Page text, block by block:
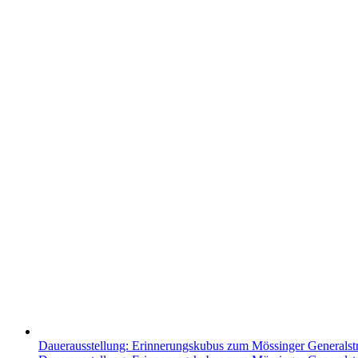
Dauerausstellung: Erinnerungskubus zum Mössinger